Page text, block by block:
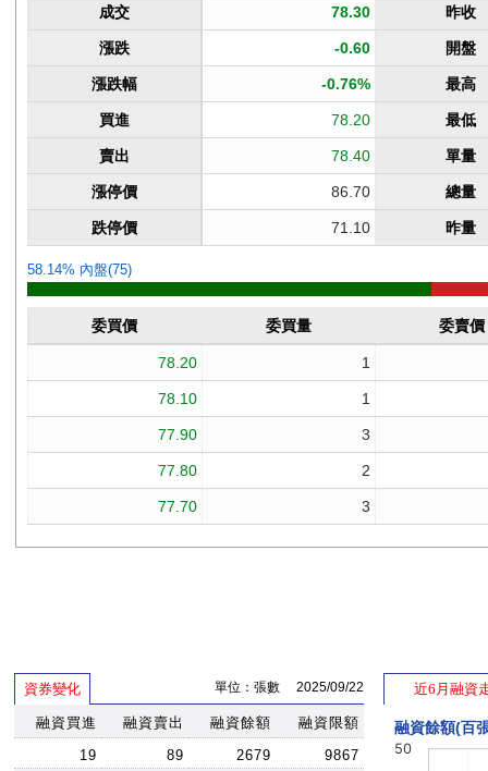
資券變化 單位：張數 2025/09/22
融資買進 融資賣出 融資餘額
融資限額
19
89 2679
9867
近6月融資
融資餘額(百
50